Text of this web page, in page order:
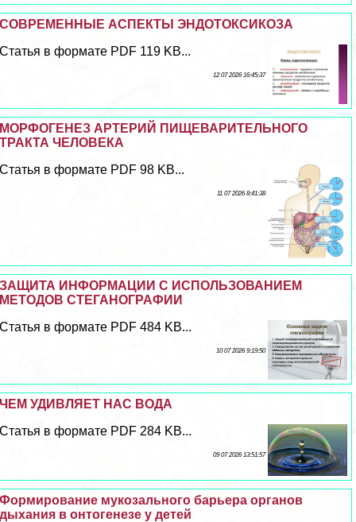
СОВРЕМЕННЫЕ АСПЕКТЫ ЭНДОТОКСИКОЗА
Статья в формате PDF 119 KB...
12 07 2026 16:45:37
МОРФОГЕНЕЗ АРТЕРИЙ ПИЩЕВАРИТЕЛЬНОГО
ТРАКТА ЧЕЛОВЕКА
Статья в формате PDF 98 KB...
11 07 2026 8:41:38
ЗАЩИТА ИНФОРМАЦИИ С ИСПОЛЬЗОВАНИЕМ
МЕТОДОВ СТЕГАНОГРАФИИ
Статья в формате PDF 484 KB...
10 07 2026 9:19:50
ЧЕМ УДИВЛЯЕТ НАС ВОДА
Статья в формате PDF 284 KB...
09 07 2026 13:51:57
Формирование мукозального барьера органов
дыхания в онтогенезе у детей